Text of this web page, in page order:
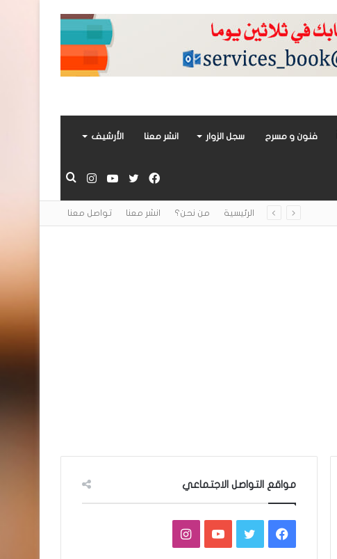
فنون و مسرح سجل الزوار انشر معنا الأرشيف
بحث
انستقراميوتيوبتويتر
فيسبوك
الرئيسية من نحن؟ انشر معنا تواصل معنا
مواقع التواصل الاجتماعي
فيسبوكتويتر يوتيوبانستقرام